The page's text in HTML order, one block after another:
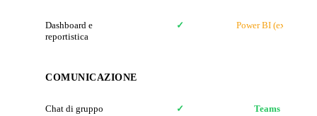
Dashboard e
reportistica
✓ Power BI (extra)
COMUNICAZIONE
Chat di gruppo ✓ Teams